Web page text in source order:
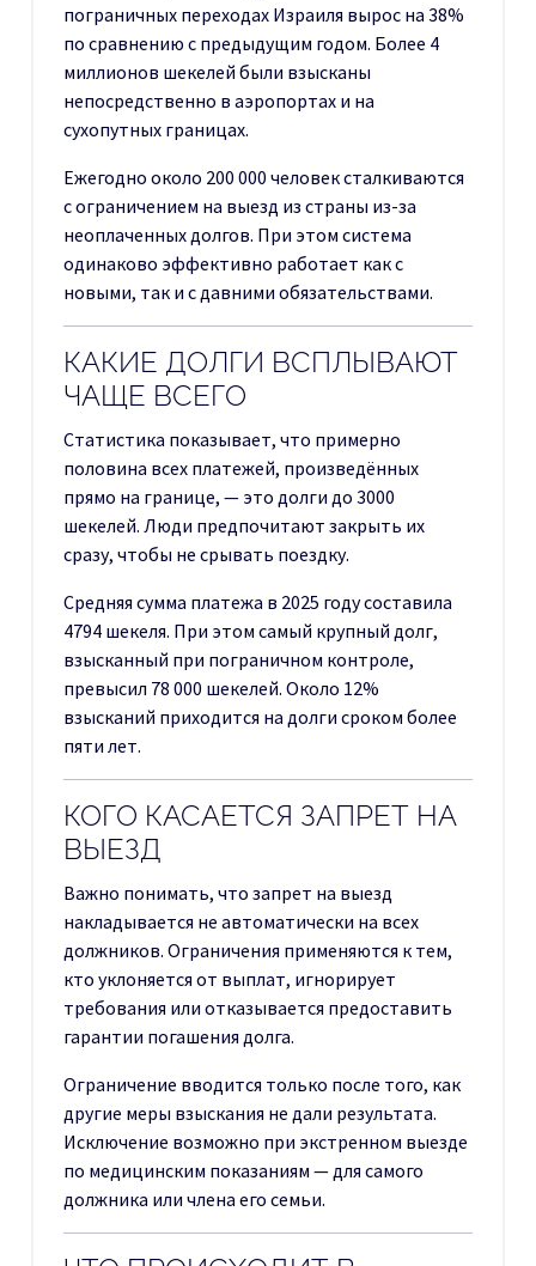
пограничных переходах Израиля вырос на 38%
по сравнению с предыдущим годом. Более 4
миллионов шекелей были взысканы
непосредственно в аэропортах и на
сухопутных границах.
Ежегодно около 200 000 человек сталкиваются
с ограничением на выезд из страны из-за
неоплаченных долгов. При этом система
одинаково эффективно работает как с
новыми, так и с давними обязательствами.
КАКИЕ ДОЛГИ ВСПЛЫВАЮТ
ЧАЩЕ ВСЕГО
Статистика показывает, что примерно
половина всех платежей, произведённых
прямо на границе, — это долги до 3000
шекелей. Люди предпочитают закрыть их
сразу, чтобы не срывать поездку.
Средняя сумма платежа в 2025 году составила
4794 шекеля. При этом самый крупный долг,
взысканный при пограничном контроле,
превысил 78 000 шекелей. Около 12%
взысканий приходится на долги сроком более
пяти лет.
КОГО КАСАЕТСЯ ЗАПРЕТ НА
ВЫЕЗД
Важно понимать, что запрет на выезд
накладывается не автоматически на всех
должников. Ограничения применяются к тем,
кто уклоняется от выплат, игнорирует
требования или отказывается предоставить
гарантии погашения долга.
Ограничение вводится только после того, как
другие меры взыскания не дали результата.
Исключение возможно при экстренном выезде
по медицинским показаниям — для самого
должника или члена его семьи.